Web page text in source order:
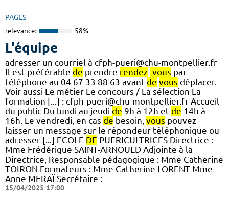
PAGES
relevance: 58%
L'équipe
adresser un courriel à cfph-pueri@chu-montpellier.fr
Il est préférable de prendre rendez- vous par
téléphone au 04 67 33 88 63 avant de vous déplacer.
Voir aussi Le métier Le concours / La sélection La
formation [...] : cfph-pueri@chu-montpellier.fr Accueil
du public Du lundi au jeudi de 9h à 12h et de 14h à
16h. Le vendredi, en cas de besoin, vous pouvez
laisser un message sur le répondeur téléphonique ou
adresser [...] ECOLE DE PUERICULTRICES Directrice :
Mme Frédérique SAINT-ARNOULD Adjointe à la
Directrice, Responsable pédagogique : Mme Catherine
TOIRON Formateurs : Mme Catherine LORENT Mme
Anne MERAÏ Secrétaire :
15/04/2025 17:00